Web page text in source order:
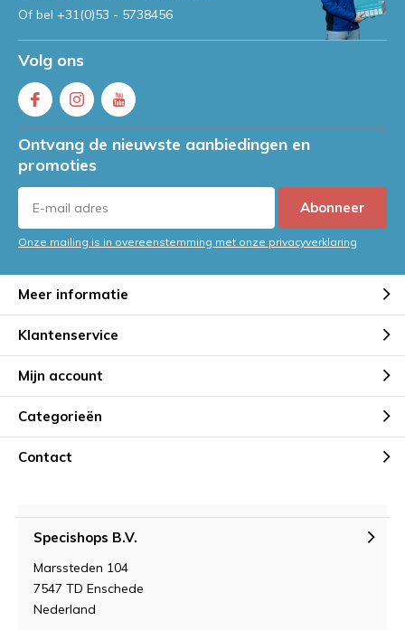
Of bel +31(0)53 - 5738456
Volg ons
Ontvang de nieuwste aanbiedingen en
promoties
Abonneer
Onze mailing is in overeenstemming met onze privacyverklaring
Meer informatie
Klantenservice
Mijn account
Categorieën
Contact
Specishops B.V.
Marssteden 104
7547 TD Enschede
Nederland